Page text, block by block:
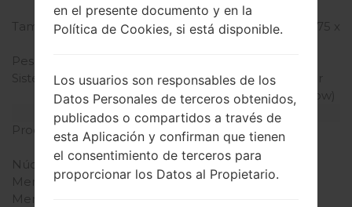
pulgadas)
Tamaño (dimensiones)
146 x 74.8 milímetros (5.75 x
Peso
Sistema de operación
Android 5.1.1 (Lollipop) or
Android 6.0 (Marshmallow)
Hardware
Procesador
1.14 GHz Cortex-A53
Mediatek MT6753
Núcleos de UCP
ocho núcleos
Memoria RAM
2GB
Memoria interna
en el presente documento y en la
Política de Cookies, si está disponible.
Los usuarios son responsables de los
Datos Personales de terceros obtenidos,
publicados o compartidos a través de
esta Aplicación y confirman que tienen
el consentimiento de terceros para
proporcionar los Datos al Propietario.